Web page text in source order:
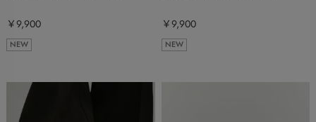
￥9,900
NEW
￥9,900
NEW